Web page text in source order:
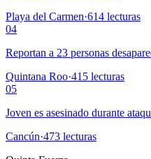
Playa del Carmen·614 lecturas
04
Reportan a 23 personas
Quintana Roo·415 lecturas
05
Joven es asesinado durante
Cancún·473 lecturas